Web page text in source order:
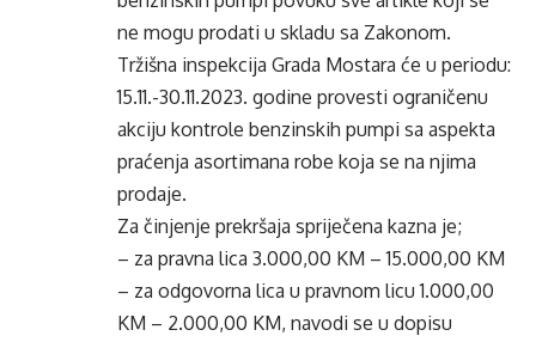
ne mogu prodati u skladu sa Zakonom.
Tržišna inspekcija Grada Mostara će u periodu:
15.11.-30.11.2023. godine provesti ograničenu
akciju kontrole benzinskih pumpi sa aspekta
praćenja asortimana robe koja se na njima
prodaje.
Za činjenje prekršaja spriječena kazna je;
– za pravna lica 3.000,00 KM – 15.000,00 KM
– za odgovorna lica u pravnom licu 1.000,00
KM – 2.000,00 KM, navodi se u dopisu